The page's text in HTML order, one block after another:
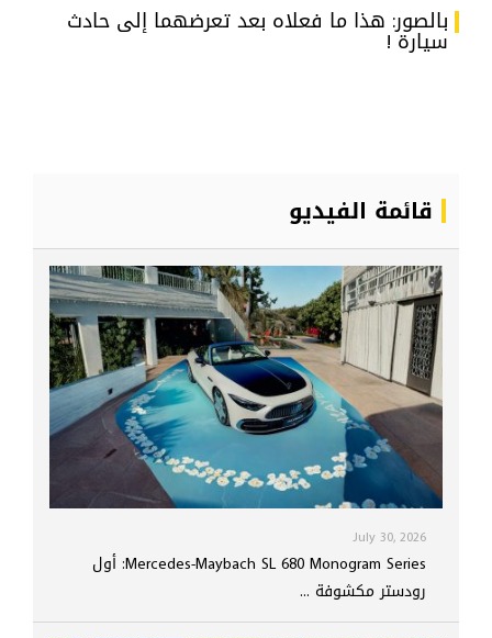
بالصور: هذا ما فعلاه بعد تعرضهما إلى حادث
سيارة !
قائمة الفيديو
July 30, 2026
Mercedes-Maybach SL 680 Monogram Series: أول
رودستر مكشوفة ...